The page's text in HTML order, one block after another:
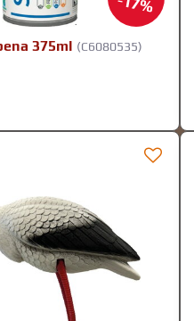
375ml (C6080535)